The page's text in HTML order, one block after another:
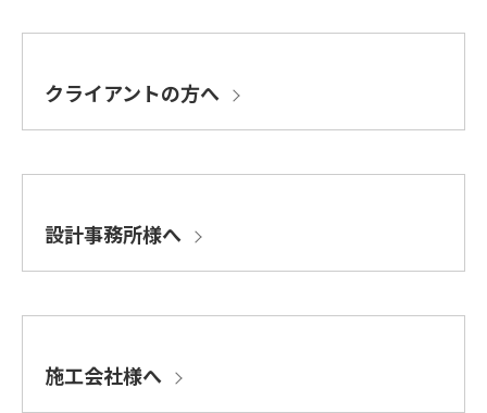
クライアントの方へ
設計事務所様へ
施工会社様へ